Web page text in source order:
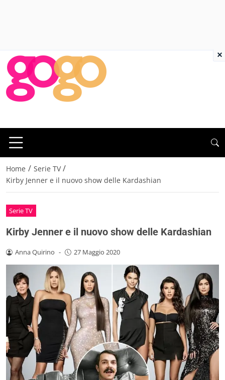
Home / Serie TV /
Kirby Jenner e il nuovo show delle Kardashian
Serie TV
Kirby Jenner e il nuovo show delle Kardashian
Anna Quirino - 27 Maggio 2020
×